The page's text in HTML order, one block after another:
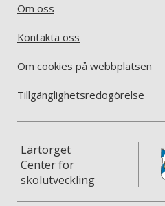
Om oss
Kontakta oss
Om cookies på webbplatsen
Tillgänglighetsredogörelse
Lärtorget
Center för
skolutveckling